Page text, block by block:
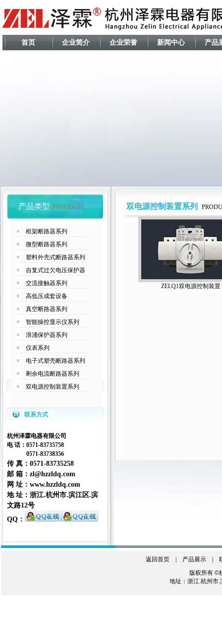
首页 企业简介 企业荣誉 新闻中心 产品
产品类型 PRODUCTS
框架断路器系列
微型断路器系列
塑料外壳式断路器系列
自复式过欠电压保护器
交流接触器系列
高低压成套设备
真空断路器系列
智能操控显示仪系列
浪涌保护器系列
仪表系列
电子式塑壳断路器系列
剩余电流断路器系列
双电源控制装置系列
联系方式
杭州泽霖电器有限公司
电 话： 0571-83735758
0571-83738356
传 真 ：0571-83735258
邮 箱：zl@hzzldq.com
网 址 ： www.hzzldq.com
地 址：浙江.杭州市.滨江区.滨
文路12号
QQ ：
双电源控制装置系列
ZELQ1双电源控制装置
返回首页 产品展示
版权所有 ©
地址：浙江.杭州市